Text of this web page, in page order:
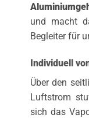
und macht
Begleiter für
Individuell
Über den
Luftstrom
sich das